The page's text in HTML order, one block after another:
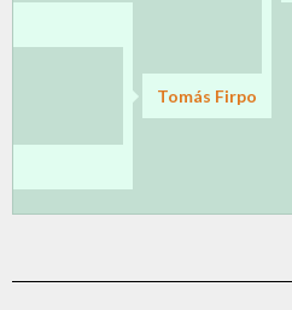
Tomás Firpo